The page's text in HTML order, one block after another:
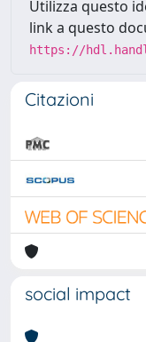
Utilizza questo
link a questo
https://
Citazioni
social impact